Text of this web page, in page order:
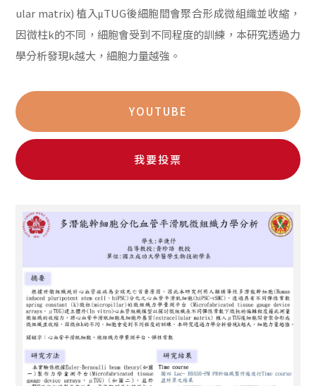
ular matrix) 植入μTUG後細胞間會聚合形成微組織並收縮，
因微柱k的不同，細胞會受到不同程度的訓練，本研究透過力
學分析發現k越大，細胞力量越強。
YOUTUBE
我要投票